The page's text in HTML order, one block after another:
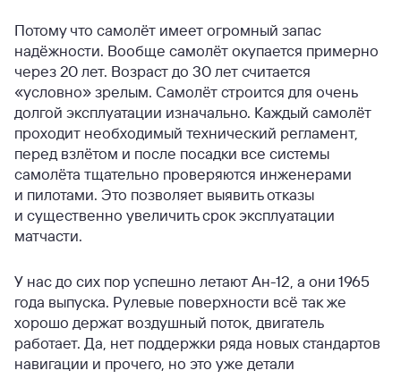
Потому что самолёт имеет огромный запас
надёжности. Вообще самолёт окупается примерно
через 20 лет. Возраст до 30 лет считается
«условно» зрелым. Самолёт строится для очень
долгой эксплуатации изначально. Каждый самолёт
проходит необходимый технический регламент,
перед взлётом и после посадки все системы
самолёта тщательно проверяются инженерами
и пилотами. Это позволяет выявить отказы
и существенно увеличить срок эксплуатации
матчасти.
У нас до сих пор успешно летают Ан-12, а они 1965
года выпуска. Рулевые поверхности всё так же
хорошо держат воздушный поток, двигатель
работает. Да, нет поддержки ряда новых стандартов
навигации и прочего, но это уже детали